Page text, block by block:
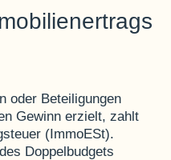
oder Beteiligungen
Gewinn erzielt, zahlt
(ImmoESt).
Doppelbudgets